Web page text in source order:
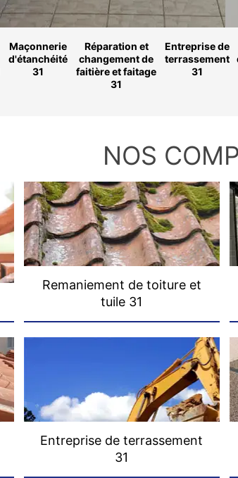
Maçonnerie
d'étanchéité
31
Réparation et
changement de
faitière et faitage
31
Entreprise de
terrassement
31
NOS
Remaniement de toiture et
tuile 31
Entreprise de terrassement
31